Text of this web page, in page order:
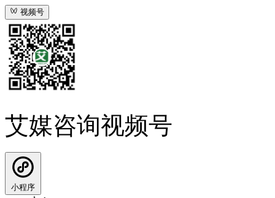
视频号
艾媒咨询视频号
小程序